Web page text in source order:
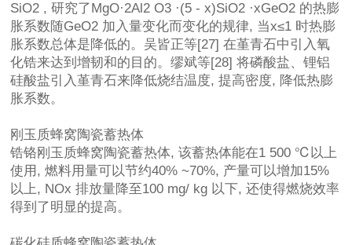
SiO2 , 研究了MgO·2Al2 O3 ·(5 - x)SiO2 ·xGeO2 的热膨
胀系数随GeO2 加入量变化而变化的规律, 当x≤1 时热膨
胀系数总体是降低的。吴皆正等[27] 在堇青石中引入氧
化锆来达到增韧和的目的。缪斌等[28] 将磷酸盐、锂铝
硅酸盐引入堇青石来降低烧结温度, 提高密度, 降低热膨
胀系数。
刚玉质蜂窝陶瓷蓄热体
锆铬刚玉质蜂窝陶瓷蓄热体, 该蓄热体能在1 500 ℃以上
使用, 燃料用量可以节约40% ~70%, 产量可以增加15%
以上, NOx 排放量降至100 mg/ kg 以下, 还使得燃烧效率
得到了明显的提高。